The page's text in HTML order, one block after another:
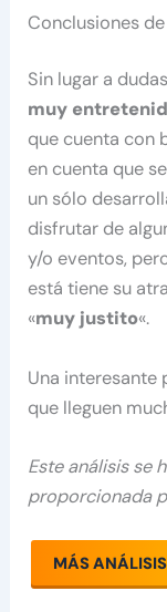
Conclusiones
Sin lugar a
muy
que cuenta con
en cuenta que
un sólo
disfrutar de
y/o eventos,
está tiene su
«muy justito«.
Una interesante
que lleguen
Este análisis se
proporcionada
MÁS